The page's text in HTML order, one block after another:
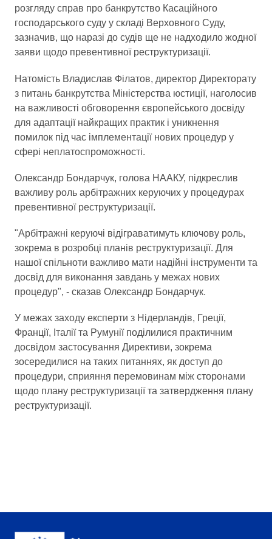
розгляду справ про банкрутство Касаційного
господарського суду у складі Верховного Суду,
зазначив, що наразі до судів ще не надходило жодної
заяви щодо превентивної реструктуризації.
Натомість Владислав Філатов, директор Директорату
з питань банкрутства Міністерства юстиції, наголосив
на важливості обговорення європейського досвіду
для адаптації найкращих практик і уникнення
помилок під час імплементації нових процедур у
сфері неплатоспроможності.
Олександр Бондарчук, голова НААКУ, підкреслив
важливу роль арбітражних керуючих у процедурах
превентивної реструктуризації.
"Арбітражні керуючі відіграватимуть ключову роль,
зокрема в розробці планів реструктуризації. Для
нашої спільноти важливо мати надійні інструменти та
досвід для виконання завдань у межах нових
процедур", - сказав Олександр Бондарчук.
У межах заходу експерти з Нідерландів, Греції,
Франції, Італії та Румунії поділилися практичним
досвідом застосування Директиви, зокрема
зосередилися на таких питаннях, як доступ до
процедури, сприяння перемовинам між сторонами
щодо плану реструктуризації та затвердження плану
реструктуризації.